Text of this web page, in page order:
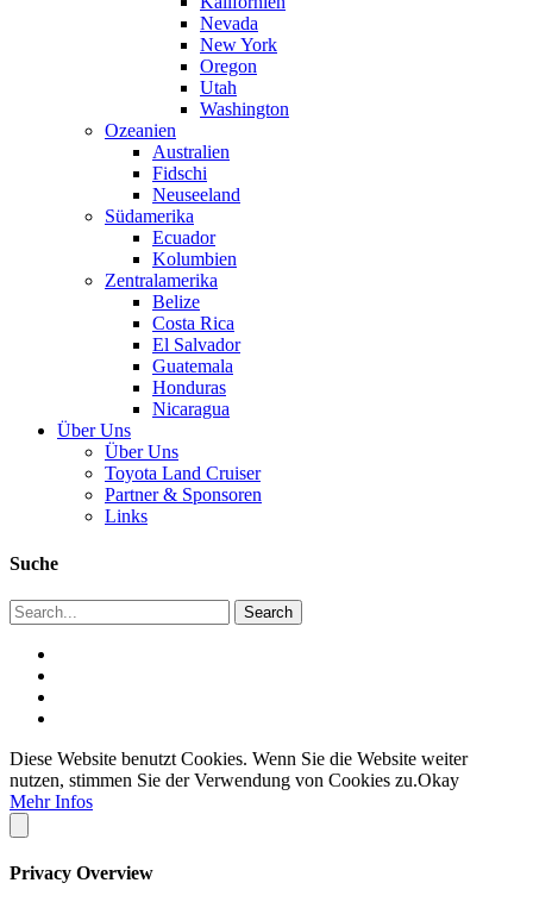
Nevada
New York
Oregon
Utah
Washington
Ozeanien
Australien
Fidschi
Neuseeland
Südamerika
Ecuador
Kolumbien
Zentralamerika
Belize
Costa Rica
El Salvador
Guatemala
Honduras
Nicaragua
Über Uns
Über Uns
Toyota Land Cruiser
Partner & Sponsoren
Links
Suche
Diese Website benutzt Cookies. Wenn Sie die Website weiter
nutzen, stimmen Sie der Verwendung von Cookies zu.Okay
Mehr Infos
Privacy Overview